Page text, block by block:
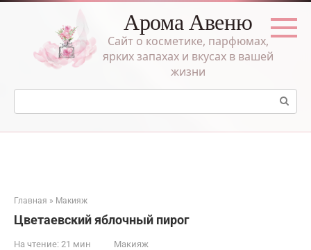
Перейти
Арома Авеню
Сайт о косметике, парфюмах,
ярких запахах и вкусах в вашей
жизни
Поиск:
Главная » Макияж
Цветаевский яблочный пирог
На чтение: 21 мин Макияж